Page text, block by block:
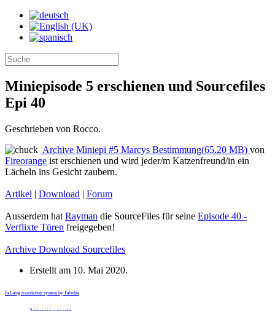
Miniepisode 5 erschienen und Sourcefiles
Epi 40
Geschrieben von Rocco.
Archive Miniepi #5 Marcys Bestimmung(65.20 MB) von
Fireorange ist erschienen und wird jeder/m Katzenfreund/in ein
Lächeln ins Gesicht zaubern.
Artikel | Download | Forum
Ausserdem hat Rayman die SourceFiles für seine Episode 40 -
Verflixte Türen freigegeben!
Archive Download Sourcefiles
Erstellt am 10. Mai 2020.
FaLang translation system by Faboba